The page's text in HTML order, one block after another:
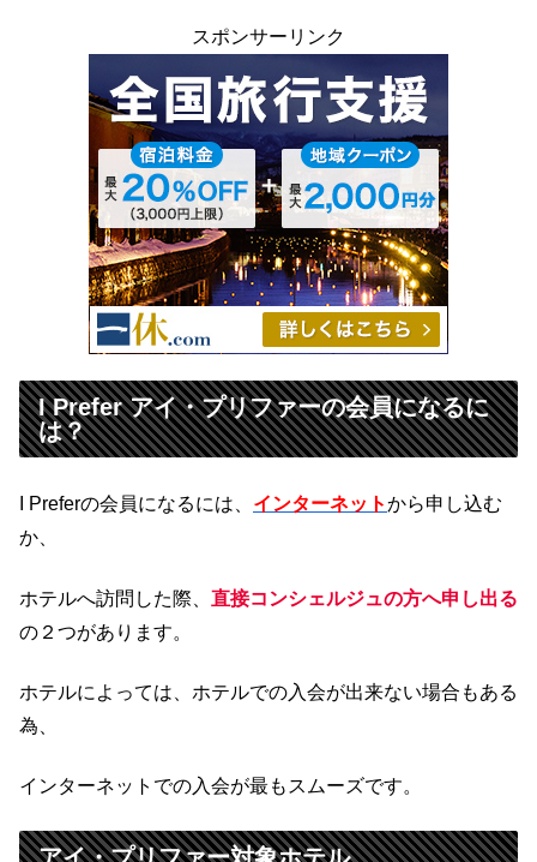
スポンサーリンク
I Prefer アイ・プリファーの会員になるに
は？
I Preferの会員になるには、 インターネットから申し込む
か、
ホテルへ訪問した際、 直接コンシェルジュの方へ申し出る
の２つがあります。
ホテルによっては、ホテルでの入会が出来ない場合もある
為、
インターネットでの入会が最もスムーズです。